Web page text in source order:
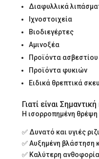
Διαφυλλικά
Ιχνοστοιχεία
Βιοδιεγέρτες
Αμινοξέα
Προϊόντα ασβεστίου
Προϊόντα φυκιών
Ειδικά θρεπτικά
Γιατί είναι
Η ισορροπημένη
✅ Δυνατό και υγιές
✅ Αυξημένη βλάστηση
✅ Καλύτερη